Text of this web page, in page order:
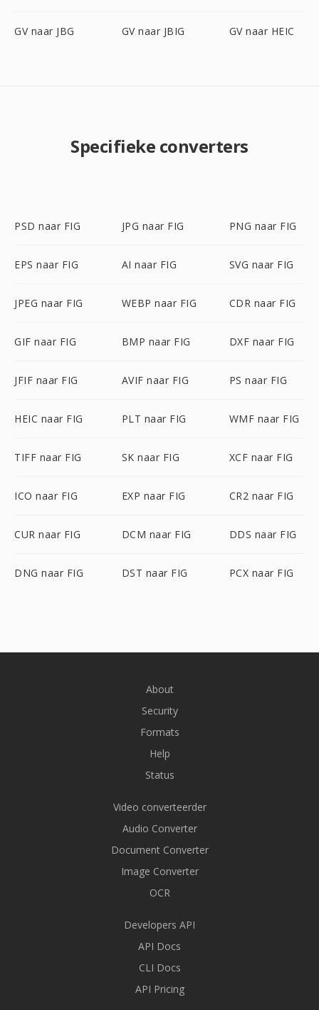
GV naar JBG GV naar JBIG GV naar HEIC
Specifieke converters
PSD naar FIG JPG naar FIG PNG naar FIG
EPS naar FIG AI naar FIG SVG naar FIG
JPEG naar FIG WEBP naar FIG CDR naar FIG
GIF naar FIG BMP naar FIG DXF naar FIG
JFIF naar FIG AVIF naar FIG PS naar FIG
HEIC naar FIG PLT naar FIG WMF naar FIG
TIFF naar FIG SK naar FIG XCF naar FIG
ICO naar FIG EXP naar FIG CR2 naar FIG
CUR naar FIG DCM naar FIG DDS naar FIG
DNG naar FIG DST naar FIG PCX naar FIG
About
Security
Formats
Help
Status
Video converteerder
Audio Converter
Document Converter
Image Converter
OCR
Developers API
API Docs
CLI Docs
API Pricing